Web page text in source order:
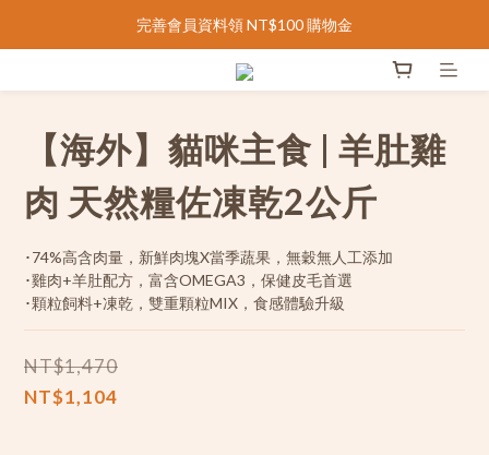
完善會員資料領 NT$100 購物金
完善會員資料領 NT$100 購物金
台灣滿 NT$1000 免運 |  香港滿 NT$2500 免運
【海外】貓咪主食 | 羊肚雞
肉 天然糧佐凍乾2公斤
･74%高含肉量，新鮮肉塊X當季蔬果，無穀無人工添加
･雞肉+羊肚配方，富含OMEGA3，保健皮毛首選
･顆粒飼料+凍乾，雙重顆粒MIX，食感體驗升級
NT$1,470
NT$1,104